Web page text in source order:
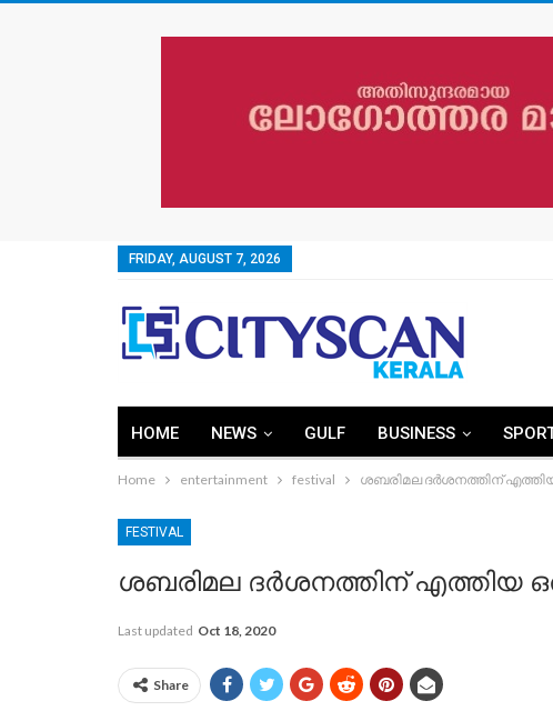
FRIDAY, AUGUST 7, 2026
HOME NEWS GULF BUSINESS
Home entertainment festival ശബരിമല ദര്‍ശനത്തിന്
FESTIVAL
ശബരിമല ദര്‍ശനത്തിന് എത്തിയ
Last updated Oct 18, 2020
Share